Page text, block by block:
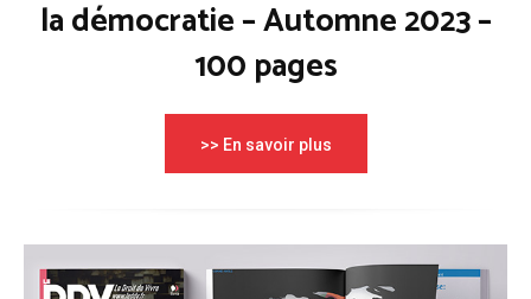
la démocratie – Automne 2023 –
100 pages
>> En savoir plus